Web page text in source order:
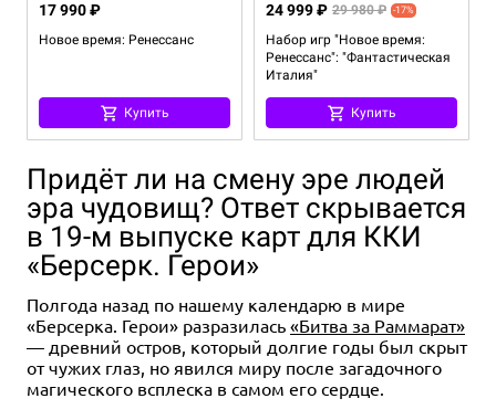
Новое время: Ренессанс
17 990 ₽
Купить
Набор игр "Новое время:
Ренессанс": "Фантастическая
Италия"
24 999 ₽ 29 980 ₽ -17%
Купить
Предзаказ 1-6 90 13+
Набор игр "Новое время:
37 999 ₽ 44 430 ₽ -14%
Предзаказ Дополнение
90
13+
Новое время: Ренессанс.
4 990 ₽
Предзаказ Дополнение
1-4
90
13+
Новое время: Ренессанс.
4 990 ₽
Предзаказ Дополнение
90
13+
Новое время: Ренессанс.
2 490 ₽
Предзаказ Дополнение
1-6
90
13+
Новое время: Ренессанс.
11 990 ₽
Предзаказ Дополнение
90
13+
Новое время: Ренессанс.
1 490 ₽
Предзаказ Дополнение
1-4
90
13+
Новое время: Ренессанс.
490 ₽
Придёт ли на смену эре людей
эра чудовищ? Ответ скрывается
в 19-м выпуске карт для ККИ
«Берсерк. Герои»
Полгода назад по нашему календарю в мире
«Берсерка. Герои» разразилась «Битва за Раммарат»
— древний остров, который долгие годы был скрыт
от чужих глаз, но явился миру после загадочного
магического всплеска в самом его сердце.